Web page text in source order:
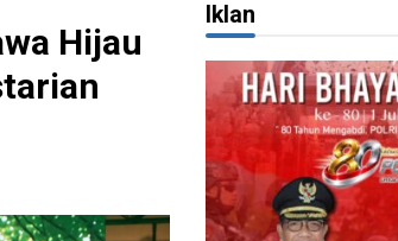
Hijau
Iklan